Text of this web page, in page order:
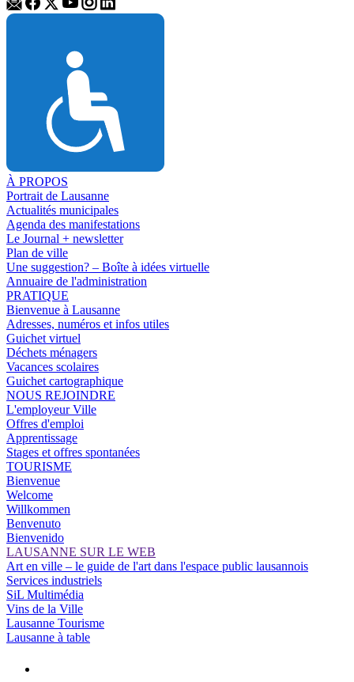
À PROPOS
Portrait de Lausanne
Actualités municipales
Agenda des manifestations
Le Journal + newsletter
Plan de ville
Une suggestion? – Boîte à idées virtuelle
Annuaire de l'administration
PRATIQUE
Bienvenue à Lausanne
Adresses, numéros et infos utiles
Guichet virtuel
Déchets ménagers
Vacances scolaires
Guichet cartographique
NOUS REJOINDRE
L'employeur Ville
Offres d'emploi
Apprentissage
Stages et offres spontanées
TOURISME
Bienvenue
Welcome
Willkommen
Benvenuto
Bienvenido
LAUSANNE SUR LE WEB
Art en ville – le guide de l'art dans l'espace public lausannois
Services industriels
SiL Multimédia
Vins de la Ville
Lausanne Tourisme
Lausanne à table